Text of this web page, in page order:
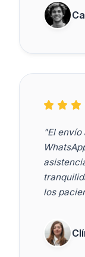
"El
los